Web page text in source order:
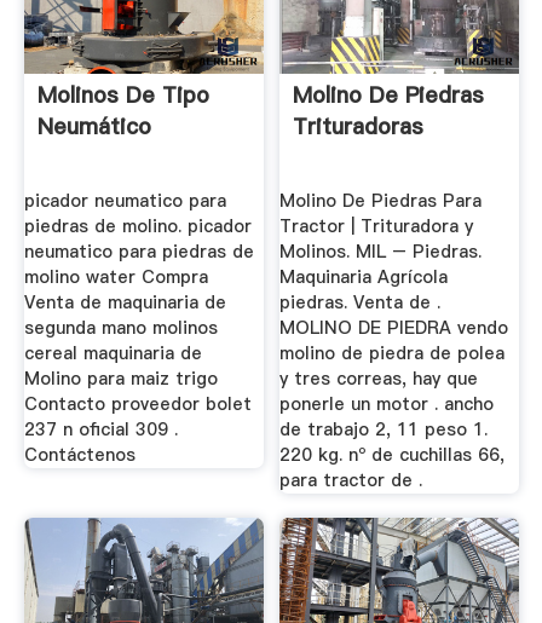
Molinos De Tipo
Neumático
picador neumatico para
piedras de molino. picador
neumatico para piedras de
molino water Compra
Venta de maquinaria de
segunda mano molinos
cereal maquinaria de
Molino para maiz trigo
Contacto proveedor bolet
237 n oficial 309 .
Contáctenos
Molino De Piedras
Trituradoras
Molino De Piedras Para
Tractor | Trituradora y
Molinos. MIL – Piedras.
Maquinaria Agrícola
piedras. Venta de .
MOLINO DE PIEDRA vendo
molino de piedra de polea
y tres correas, hay que
ponerle un motor . ancho
de trabajo 2, 11 peso 1.
220 kg. nº de cuchillas 66,
para tractor de .